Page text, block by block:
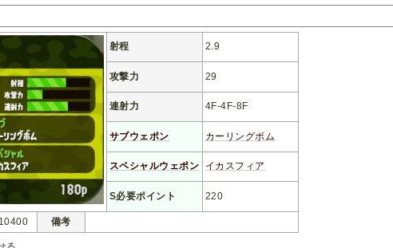
射程 2.9
攻撃力 29
連射力 4F-4F-8F
サブウェポン カーリングボム
スペシャルウェポン イカスフィア
S必要ポイント 220
10400 備考